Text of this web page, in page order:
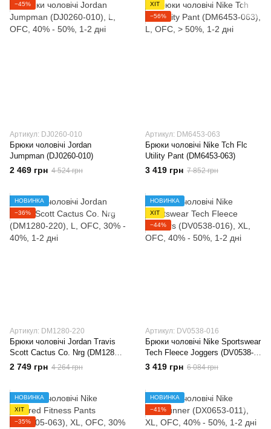
−45%
Артикул: DJ0260-010
Брюки чоловічі Jordan
Jumpman (DJ0260-010)
2 469 грн 4 524 грн
ХІТ
−56%
Артикул: DM6453-063
Брюки чоловічі Nike Tch Flc
Utility Pant (DM6453-063)
3 419 грн 7 852 грн
НОВИНКА
−36%
Артикул: DM1280-220
Брюки чоловічі Jordan Travis
Scott Cactus Co. Nrg (DM1280-
220)
2 749 грн 4 264 грн
НОВИНКА
ХІТ
−44%
Артикул: DV0538-016
Брюки чоловічі Nike Sportswear
Tech Fleece Joggers (DV0538-
016)
3 419 грн 6 084 грн
НОВИНКА
ХІТ
−35%
НОВИНКА
−41%